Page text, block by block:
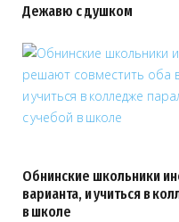
Дежавю с душком
Обнинские школьники
варианта, и учиться в
в школе